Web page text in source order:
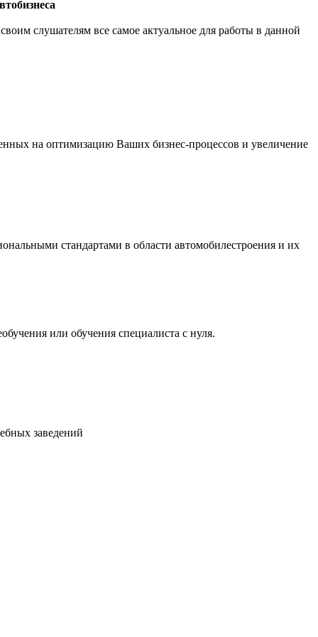
слушателям все самое актуальное для работы в данной
на оптимизацию Ваших бизнес-процессов и увеличение
стандартами в области автомобилестроения и их
или обучения специалиста с нуля.
заведений